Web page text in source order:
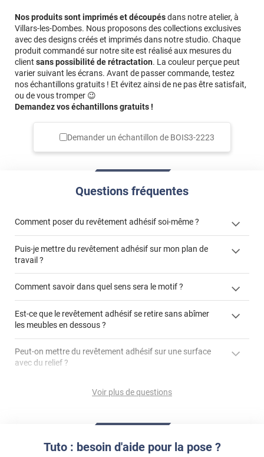
Nos produits sont imprimés et découpésdans notre atelier, à
Villars-les-Dombes. Nous proposons des collections exclusives
avec des designs créés et imprimés dans notre studio. Chaque
produit commandé sur notre site est réalisé aux mesures du
client sans possibilité de rétractation. La couleur perçue peut
varier suivant les écrans. Avant de passer commande, testez
nos échantillons gratuits ! Et évitez ainsi de ne pas être satisfait,
ou de vous tromper 😉
Demandez vos échantillons gratuits !
Demander un échantillon de BOIS3-2223
Questions fréquentes
Comment poser du revêtement adhésif soi-même ?
« Comment poser un revêtement adhésif ? »
Puis-je mettre du revêtement adhésif sur mon plan de
travail ?
"Peut-on installer du
Comment savoir dans quel sens sera le motif ?
Est-ce que le revêtement adhésif se retire sans abîmer
les meubles en dessous ?
Utiliser une solution de dépose pour annuler l'action de la
S'aider d'un décapeur thermique : la colle va ramollir le film
Peut-on mettre du revêtement adhésif sur une surface
avec du relief ?
faire appel à un
Peut-on mettre du revêtement adhésif sur du carrelage
Comment poser du revêtement adhésif dans les angles
Voir plus de questions
Tuto : besoin d'aide pour la pose ?